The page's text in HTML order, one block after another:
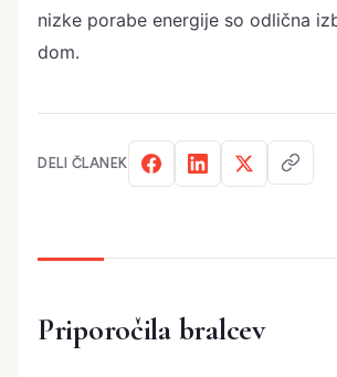
nizke porabe energije so odlična
dom.
DELI ČLANEK
Priporočila bralcev